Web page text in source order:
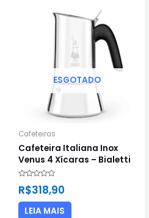
ESGOTADO
Cafeteiras
Cafeteira Italiana Inox
Venus 4 Xícaras – Bialetti
0
5
R$318,90
LEIA MAIS